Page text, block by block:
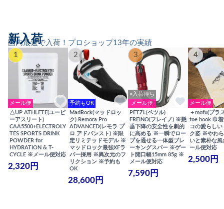
国内最速で入荷！プロショップ13年の実績
新入荷
1
メール便
△UP ATHLETE(ユーピ
ーアスリート)
CAA5500+ELECTROLY
TES SPORTS DRINK
POWDER for
HYDRATION & T-
CYCLE ※メール便対応
2,320円
2
予約もOK
MadRock(マッドロッ
ク) Remora Pro
ADVANCED(レモラ プ
ロ アドバンスト) ※限
定リミテッドモデル ※
マッドロック最強XFラ
バー採用 ※異次元のフ
リクション ※予約も
OK
28,600円
3
×入荷待ち
メール便
PETZL(ペツル)
FREINO(フレイノ) ※懸
垂下降の安全性を劇的
に高める ※一瞬でロー
プを通せる一体型ブレ
ーキングスパー ※ゲー
ト開口幅15mm 85g ※
メール便対応
7,590円
4
メール便
＋mofu(プラ
toe hook 巾
コの愛らしい
ク姿 ※やわ
いと素朴な
ール便対応
2,500円